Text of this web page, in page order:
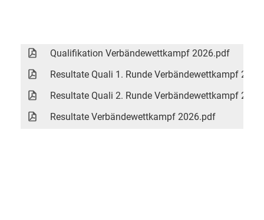
Qualifikation Verbändewettkampf 2026.pdf
Resultate Quali 1. Runde Verbändewettkampf
Resultate Quali 2. Runde Verbändewettkampf
Resultate Verbändewettkampf 2026.pdf